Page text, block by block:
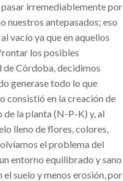
pasar irremediablemente por
nuestros antepasados; eso
vacío ya que en aquellos
los posibles
de Córdoba, decidimos
generase todo lo que
consistió en la creación de
la planta (N-P-K) y, al
lleno de flores, colores,
el problema del
entorno equilibrado y sano
suelo y menos erosión, por